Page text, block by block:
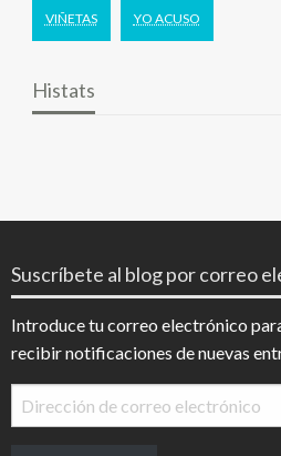
VIÑETAS YO ACUSO
Histats
Suscríbete al blog por correo
Introduce tu correo electrónico
recibir notificaciones de nuevas
Dirección
de